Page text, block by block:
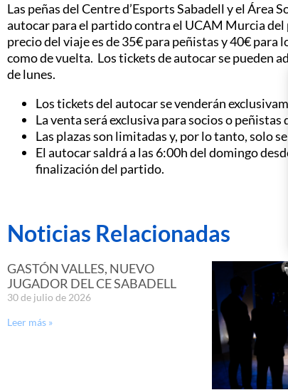
Las peñas del Centre d’Esports Sabadell y el Área
autocar para el partido contra el UCAM Murcia
precio del viaje es de 35€ para peñistas y 40€
como de vuelta. Los tickets de autocar se pueden
de lunes.
Los tickets del autocar se venderán
La venta será exclusiva para socios o peñistas
Las plazas son limitadas y, por lo tanto, solo
El autocar saldrá a las 6:00h del domingo
finalización del partido.
Noticias Relacionadas
GASTÓN VALLES, NUEVO
JUGADOR DEL CE SABADELL
30 de julio de 2026
Leer más »